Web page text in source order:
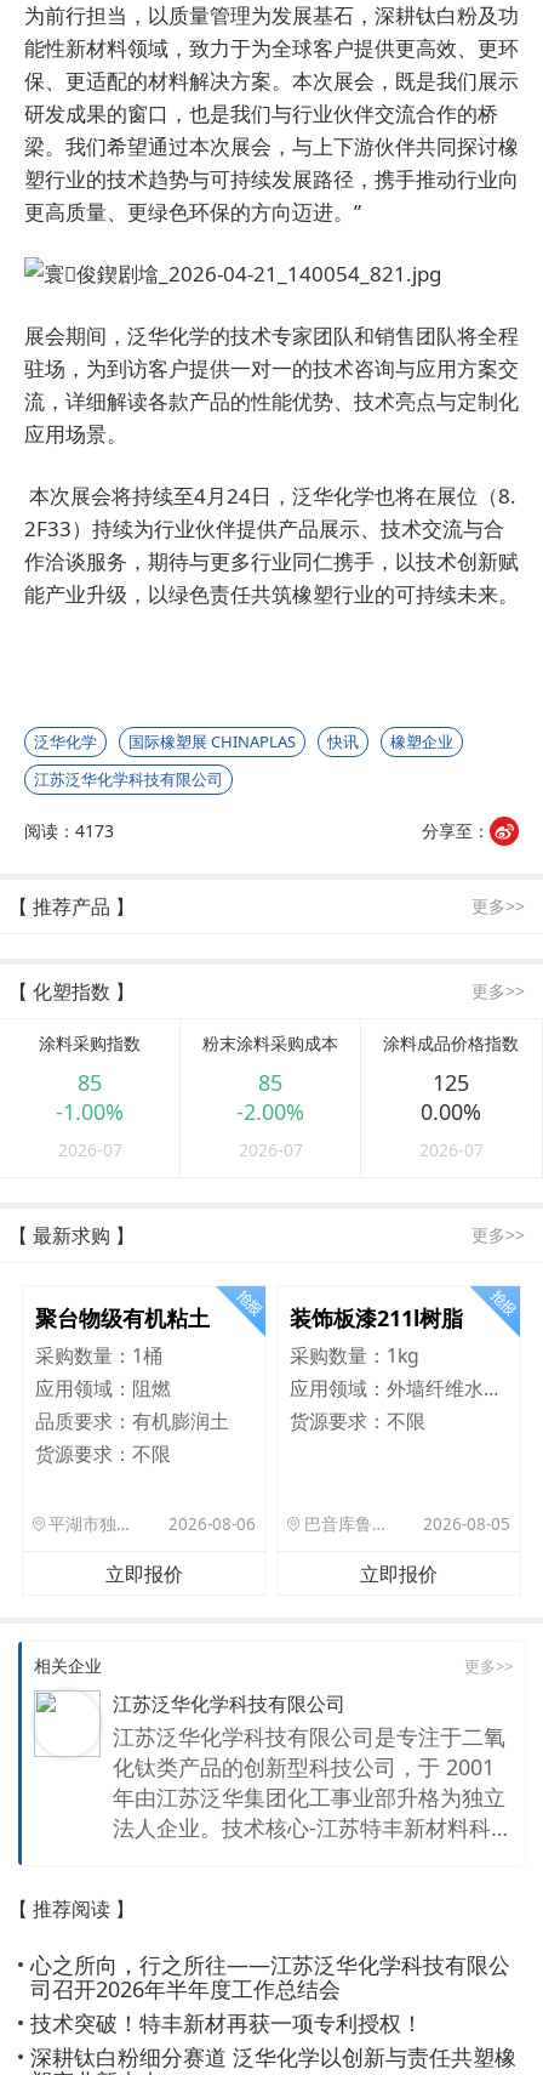
为前行担当，以质量管理为发展基石，深耕钛白粉及功
能性新材料领域，致力于为全球客户提供更高效、更环
保、更适配的材料解决方案。本次展会，既是我们展示
研发成果的窗口，也是我们与行业伙伴交流合作的桥
梁。我们希望通过本次展会，与上下游伙伴共同探讨橡
塑行业的技术趋势与可持续发展路径，携手推动行业向
更高质量、更绿色环保的方向迈进。”
展会期间，泛华化学的技术专家团队和销售团队将全程
驻场，为到访客户提供一对一的技术咨询与应用方案交
流，详细解读各款产品的性能优势、技术亮点与定制化
应用场景。
本次展会将持续至4月24日，泛华化学也将在展位（8.
2F33）持续为行业伙伴提供产品展示、技术交流与合
作洽谈服务，期待与更多行业同仁携手，以技术创新赋
能产业升级，以绿色责任共筑橡塑行业的可持续未来。
泛华化学 国际橡塑展 CHINAPLAS 快讯
橡塑企业
江苏泛华化学科技有限公司
阅读：4173 分享至：
【 推荐产品 】 更多>>
【 化塑指数 】 更多>>
涂料采购指数
85
-1.00%
2026-07
粉末涂料采购成本
85
-2.00%
2026-07
涂料成品价格指数
125
0.00%
2026-07
【 最新求购 】 更多>>
聚台物级有机粘土
采购数量： 1桶
应用领域： 阻燃
品质要求： 有机膨润土
货源要求： 不限
平湖市独山港镇集港路 589 号 2026-08-06
立即报价
装饰板漆211l树脂
采购数量： 1kg
应用领域：
外墙纤维水泥板
货源要求：不限
巴音库鲁提镇,托帕口岸六号库房 2026-08-05
立即报价
相关企业 更多>>
江苏泛华化学科技有限公司
江苏泛华化学科技有限公司是专注于二氧
化钛类产品的创新型科技公司，于 2001
年由江苏泛华集团化工事业部升格为独立
法人企业。技术核心-江苏特丰新材料科技
MA认证的独立第三方检测机构以及专业
的技术研发和销售团队，已提交技江苏泛
华化学科技有限公司是专注于二氧化钛类
产品的创新型科技公司，热衷于研发高新
产品、技术营销性能优秀的产品。 旗下技
【 推荐阅读 】
心之所向，行之所往——江苏泛华化学科技有限公
司召开2026年半年度工作总结会
技术突破！特丰新材再获一项专利授权！
深耕钛白粉细分赛道 泛华化学以创新与责任共塑橡